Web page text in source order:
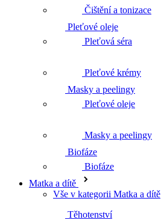
Masky a peelingy
Biofáze
Těhotenství
Čištění a tonizace
Pleťová séra
Pleťové krémy
Pleťové oleje
Masky a peelingy
Biofáze
Matka a dítě
Vše v kategorii Matka a dítě